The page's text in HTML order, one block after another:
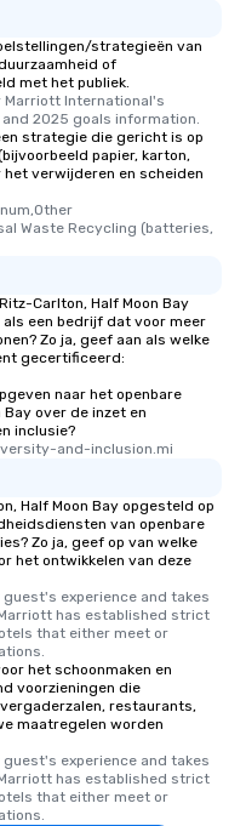
strategieën van
of
met het publiek.
International's
2025 goals information.
strategie die gericht is op
papier, karton,
verwijderen en scheiden
Waste Recycling (batteries,
Carlton, Half Moon Bay
een bedrijf dat voor meer
Zo ja, geef aan als welke
gecertificeerd:
naar het openbare
over de inzet en
inclusie?
and-inclusion.mi
Half Moon Bay opgesteld op
van openbare
Zo ja, geef op van welke
het ontwikkelen van deze
experience and takes
has established strict
that either meet or
het schoonmaken en
voorzieningen die
restaurants,
maatregelen worden
experience and takes
has established strict
that either meet or